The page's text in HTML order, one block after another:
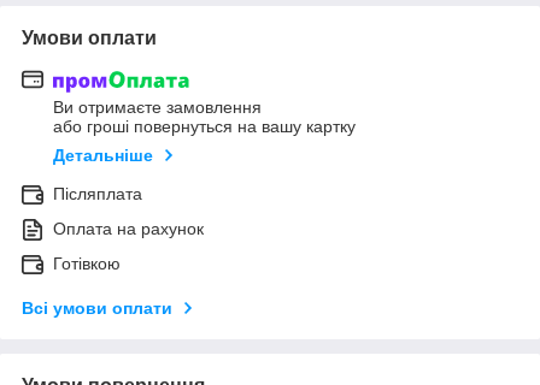
Умови оплати
Ви отримаєте замовлення
або гроші повернуться на вашу картку
Детальніше
Післяплата
Оплата на рахунок
Готівкою
Всі умови оплати